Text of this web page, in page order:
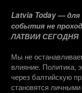
Latvia Today —
события не
ЛАТВИИ СЕГОДНЯ
Мы не
влияние. Политика,
через балтийскую
становятся